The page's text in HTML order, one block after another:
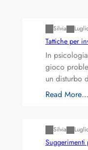
Silvia
Tattiche per
In
gioco
un disturbo
Read More…
Silvia
Suggerimenti